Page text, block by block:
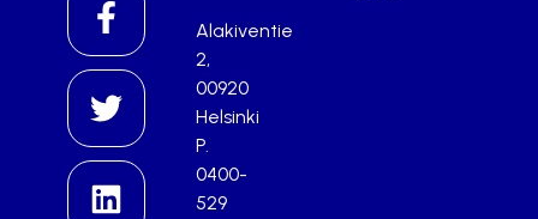
Alakiventie
2,
00920
Helsinki
P.
0400-
529